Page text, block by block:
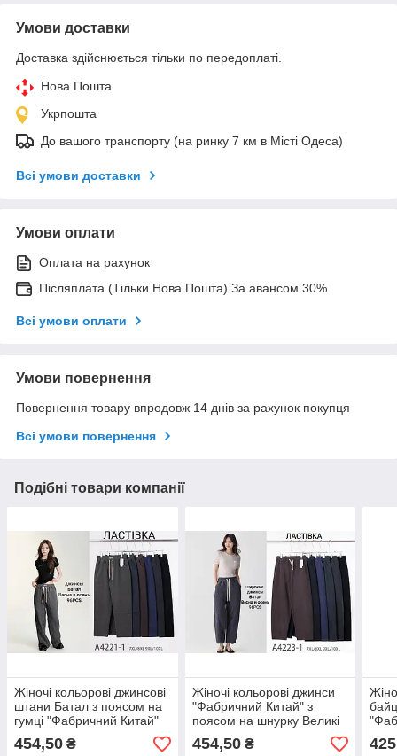
Умови доставки
Доставка здійснюється тільки по передоплаті.
Нова Пошта
Укрпошта
До вашого транспорту (на ринку 7 км в Місті Одеса)
Всі умови доставки
Умови оплати
Оплата на рахунок
Післяплата (Тільки Нова Пошта) За авансом 30%
Всі умови оплати
Умови повернення
Повернення товару впродовж 14 днів за рахунок покупця
Всі умови повернення
Подібні товари компанії
Жіночі кольорові джинсові
штани Батал з поясом на
гумці "Фабричний Китай"
Розміри: 58-60, 60-62
(53032)
454,50 ₴
Жіночі кольорові джинси
"Фабричний Китай" з
поясом на шнурку Великі
Розміри: 56,58,60,62
(57008)
454,50₴